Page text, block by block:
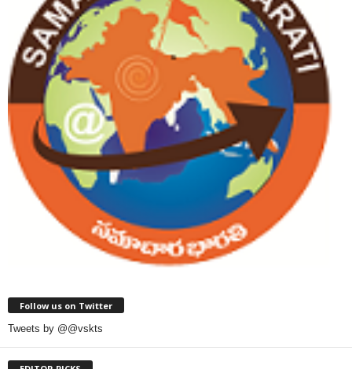
Follow us on Twitter
Tweets by @@vskts